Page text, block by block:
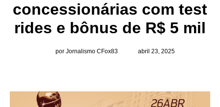
concessionárias com test
rides e bônus de R$ 5 mil
por Jornalismo CFox83 abril 23, 2025